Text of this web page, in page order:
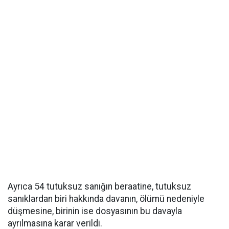
Ayrıca 54 tutuksuz sanığın beraatine, tutuksuz
sanıklardan biri hakkında davanın, ölümü nedeniyle
düşmesine, birinin ise dosyasının bu davayla
ayrılmasına karar verildi.